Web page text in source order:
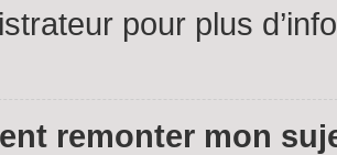
pour plus
remonter mon